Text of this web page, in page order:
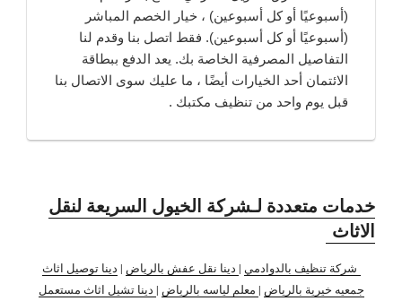
(أسبوعيًا أو كل أسبوعين) ، خيار الخصم المباشر
(أسبوعيًا أو كل أسبوعين). فقط اتصل بنا وقدم لنا
التفاصيل المصرفية الخاصة بك. يعد الدفع ببطاقة
الائتمان أحد الخيارات أيضًا ، ما عليك سوى الاتصال بنا
قبل يوم واحد من تنظيف مكتبك .
خدمات متعددة لـشركة الخيول السريعة لنقل
الاثاث
شركة تنظيف بالدوادمي | دينا نقل عفش بالرياض | دينا توصيل اثاث
جمعيه خيرية بالرياض | معلم لياسه بالرياض | دينا تشيل اثاث مستعمل